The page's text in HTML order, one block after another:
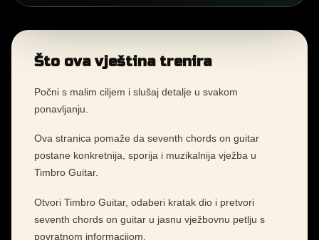
Što ova vještina trenira
Počni s malim ciljem i slušaj detalje u svakom
ponavljanju.
Ova stranica pomaže da seventh chords on guitar
postane konkretnija, sporija i muzikalnija vježba u
Timbro Guitar.
Otvori Timbro Guitar, odaberi kratak dio i pretvori
seventh chords on guitar u jasnu vježbovnu petlju s
povratnom informacijom.